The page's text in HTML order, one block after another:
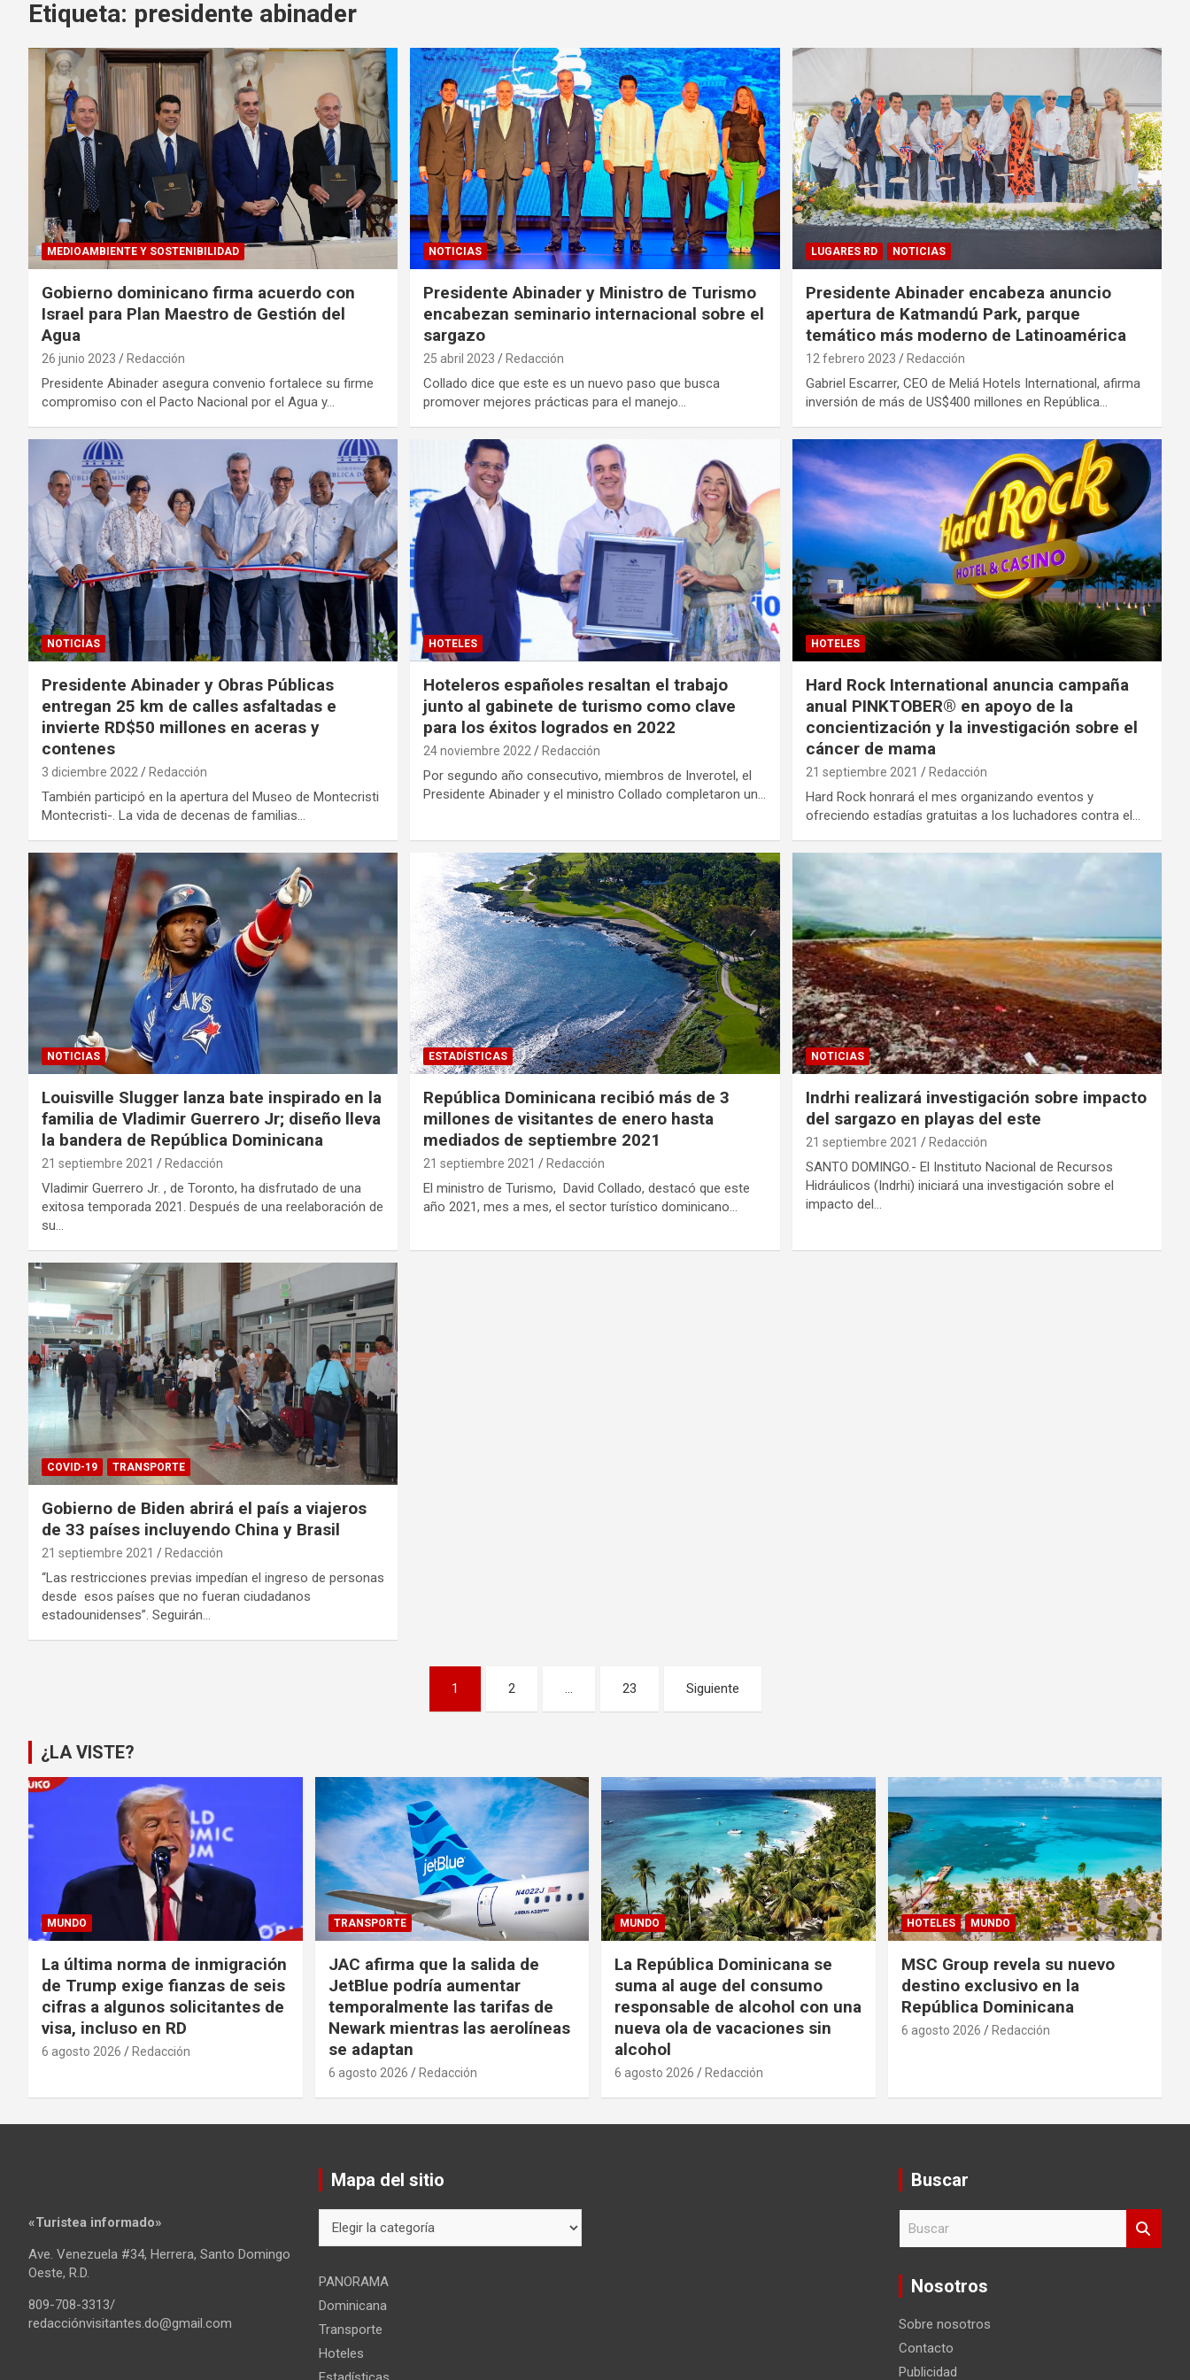
Etiqueta: presidente abinader
MEDIOAMBIENTE Y SOSTENIBILIDAD
Gobierno dominicano firma acuerdo con
Israel para Plan Maestro de Gestión del
Agua
26 junio 2023 Redacción
Presidente Abinader asegura convenio fortalece su firme
compromiso con el Pacto Nacional por el Agua y…
NOTICIAS
Presidente Abinader y Ministro de Turismo
encabezan seminario internacional sobre el
sargazo
25 abril 2023 Redacción
Collado dice que este es un nuevo paso que busca
promover mejores prácticas para el manejo…
LUGARES RD NOTICIAS
Presidente Abinader encabeza anuncio
apertura de Katmandú Park, parque
temático más moderno de Latinoamérica
12 febrero 2023 Redacción
Gabriel Escarrer, CEO de Meliá Hotels International, afirma
inversión de más de US$400 millones en República…
NOTICIAS
Presidente Abinader y Obras Públicas
entregan 25 km de calles asfaltadas e
invierte RD$50 millones en aceras y
contenes
3 diciembre 2022 Redacción
También participó en la apertura del Museo de Montecristi
Montecristi-. La vida de decenas de familias…
HOTELES
Hoteleros españoles resaltan el trabajo
junto al gabinete de turismo como clave
para los éxitos logrados en 2022
24 noviembre 2022 Redacción
Por segundo año consecutivo, miembros de Inverotel, el
Presidente Abinader y el ministro Collado completaron un…
HOTELES
Hard Rock International anuncia campaña
anual PINKTOBER® en apoyo de la
concientización y la investigación sobre el
cáncer de mama
21 septiembre 2021 Redacción
Hard Rock honrará el mes organizando eventos y
ofreciendo estadías gratuitas a los luchadores contra el…
NOTICIAS
Louisville Slugger lanza bate inspirado en la
familia de Vladimir Guerrero Jr; diseño lleva
la bandera de República Dominicana
21 septiembre 2021 Redacción
Vladimir Guerrero Jr. , de Toronto, ha disfrutado de una
exitosa temporada 2021. Después de una reelaboración de
su…
ESTADÍSTICAS
República Dominicana recibió más de 3
millones de visitantes de enero hasta
mediados de septiembre 2021
21 septiembre 2021 Redacción
El ministro de Turismo, David Collado, destacó que este
año 2021, mes a mes, el sector turístico dominicano…
NOTICIAS
Indrhi realizará investigación sobre impacto
del sargazo en playas del este
21 septiembre 2021 Redacción
SANTO DOMINGO.- El Instituto Nacional de Recursos
Hidráulicos (Indrhi) iniciará una investigación sobre el
impacto del…
COVID-19 TRANSPORTE
Gobierno de Biden abrirá el país a viajeros
de 33 países incluyendo China y Brasil
21 septiembre 2021 Redacción
“Las restricciones previas impedían el ingreso de personas
desde esos países que no fueran ciudadanos
estadounidenses”. Seguirán…
entradas
1 2 23 Siguiente
¿LA VISTE?
MUNDO
La última norma de inmigración
de Trump exige fianzas de seis
cifras a algunos solicitantes de
visa, incluso en RD
6 agosto 2026 Redacción
TRANSPORTE
JAC afirma que la salida de
JetBlue podría aumentar
temporalmente las tarifas de
Newark mientras las aerolíneas
se adaptan
6 agosto 2026 Redacción
MUNDO
La República Dominicana se
suma al auge del consumo
responsable de alcohol con una
nueva ola de vacaciones sin
alcohol
6 agosto 2026 Redacción
HOTELES MUNDO
MSC Group revela su nuevo
destino exclusivo en la
República Dominicana
6 agosto 2026 Redacción
«Turistea informado»
Ave. Venezuela #34, Herrera, Santo Domingo
Oeste, R.D.
809-708-3313/
redacciónvisitantes.do@gmail.com
Mapa del sitio
del
PANORAMA
Dominicana
Transporte
Hoteles
Buscar
c
Nosotros
Sobre nosotros
Contacto
Publicidad